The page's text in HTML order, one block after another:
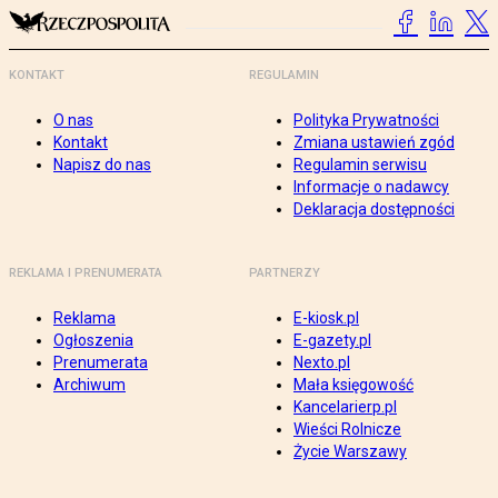
KONTAKT
O nas
Kontakt
Napisz do nas
REGULAMIN
Polityka Prywatności
Zmiana ustawień zgód
Regulamin serwisu
Informacje o nadawcy
Deklaracja dostępności
REKLAMA I PRENUMERATA
Reklama
Ogłoszenia
Prenumerata
Archiwum
PARTNERZY
E-kiosk.pl
E-gazety.pl
Nexto.pl
Mała księgowość
Kancelarierp.pl
Wieści Rolnicze
Życie Warszawy